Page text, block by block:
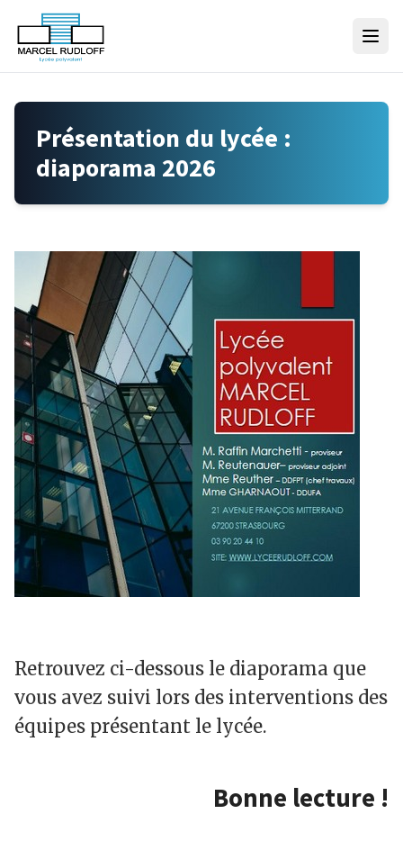
Skip to content
Présentation du lycée :
diaporama 2026
Retrouvez ci-dessous le diaporama que
vous avez suivi lors des interventions des
équipes présentant le lycée.
Bonne lecture !